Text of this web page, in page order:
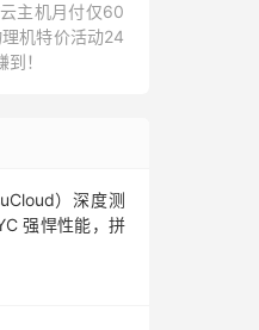
主机月付仅60
机特价活动24
！
）深度测
强悍性能，拼